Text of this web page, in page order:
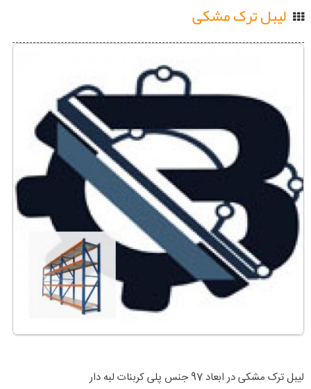
لیبل ترک مشکی
لیبل ترک مشکی در ابعاد 97 جنس پلی کربنات لبه دار